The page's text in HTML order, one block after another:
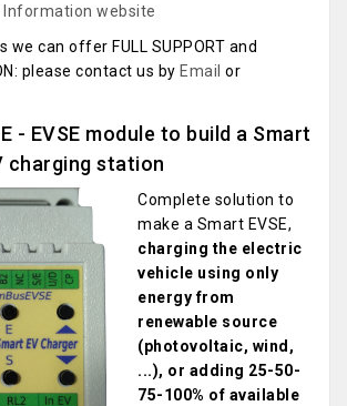
Information website
we can offer FULL SUPPORT and
please contact us by Email or
- EVSE module to build a Smart
charging station
Complete solution to
make a Smart EVSE,
charging the electric
vehicle using only
energy from
renewable source
(photovoltaic, wind,
...), or adding 25-50-
75-100% of available